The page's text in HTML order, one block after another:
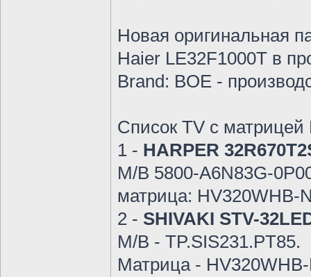
Новая оригинальная
Haier LE32F1000T в
Brand: BOE -
Список TV с
1 - HARPER
M/B 5800-А6N83G-
матрица: HV320WHB-
2 - SHIVAKI STV-
M/B - TP.SIS231.PT85.
Матрица -